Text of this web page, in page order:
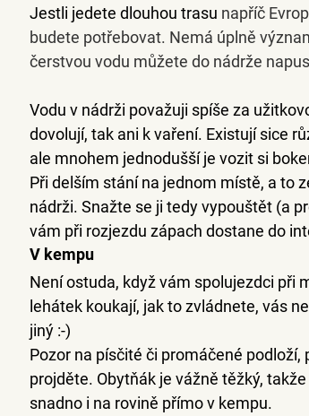
Jestli jedete dlouhou trasu napříč
budete potřebovat. Nemá úplně
čerstvou vodu můžete do nádrže
Vodu v nádrži považuji spíše za
dovolují, tak ani k vaření. Existují sice
ale mnohem jednodušší je vozit si
Při delším stání na jednom místě, a to
nádrži. Snažte se ji tedy vypouštět (a
vám při rozjezdu zápach dostane do
V kempu
Není ostuda, když vám spolujezdci při
lehátek koukají, jak to zvládnete, vás
jiný :-)
Pozor na písčité či promáčené podloží,
projděte. Obytňák je vážně těžký,
snadno i na rovině přímo v kempu.